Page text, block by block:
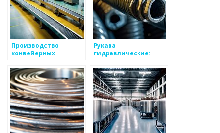
Производство
конвейерных
с доставкой по
России: надежность и
эффективность
Рукава
гидравлические:
безопасность в
работе с высоким
давлением